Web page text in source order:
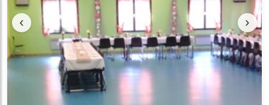
‹ ›